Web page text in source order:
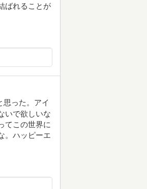
ばれることが
思った。アイ
いで欲しいな
てこの世界に
。ハッピーエ